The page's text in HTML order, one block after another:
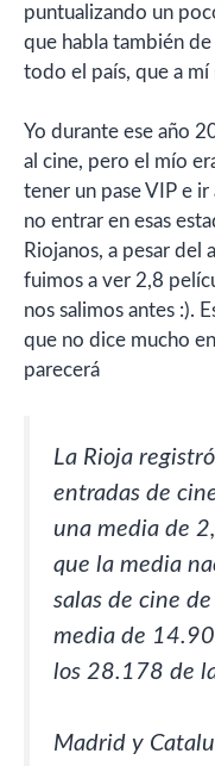
puntualizando un
que habla también de
todo el país, que a
Yo durante ese año
al cine, pero el mío
tener un pase VIP e
no entrar en esas
Riojanos, a pesar del
fuimos a ver 2,8
nos salimos antes :).
que no dice mucho
parecerá
La Rioja
entradas de
una media de
que la media
salas de cine
media de
los 28.178 de
Madrid y